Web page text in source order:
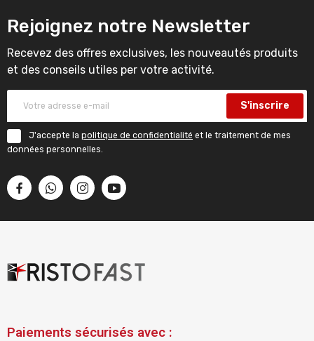
Rejoignez notre Newsletter
Recevez des offres exclusives, les nouveautés produits
et des conseils utiles per votre activité.
S'inscrire
J'accepte la politique de confidentialité et le traitement de mes
données personnelles.
Paiements sécurisés avec :